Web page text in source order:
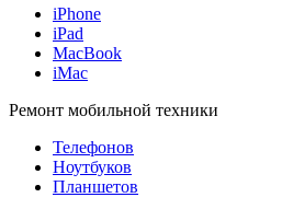
iPhone
iPad
MacBook
iMac
Ремонт мобильной техники
Телефонов
Ноутбуков
Планшетов